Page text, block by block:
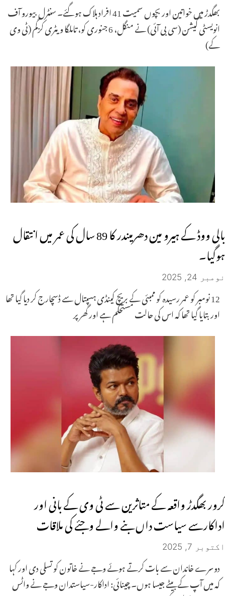
بھگدڑ میں خواتین اور بچوں سمیت 41 افراد ہلاک ہو گئے۔ سنٹرل بیورو آف
انویسٹی گیشن (سی بی آئی) نے منگل، 6 جنوری کو، تاملگا ویٹری کزگم (ٹی وی
کے)
بالی ووڈ کے ہیرو مین دھرمیندر کا 89 سال کی عمر میں انتقال
ہوگیا۔
نومبر 24, 2025
12 نومبر کو عمر رسیدہ کو ممبئی کے بریچ کینڈی ہسپتال سے ڈسچارج کر دیا گیا تھا
اور بتایا گیا تھا کہ اس کی حالت مستحکم ہے اور گھر پر
کرور بھگدڑ واقعہ کے متاثرین سے ٹی وی کے بانی اور
اداکارسے سیاست داں بنے والے وجئے کی ملاقات
اکتوبر 7, 2025
دوسرے خاندان سے بات کرتے ہوئے وجے نے خاتون کو تسلی دی اور کہا
کہ میں آپ کے بیٹے جیسا ہوں۔ چینائی: اداکار-سیاستدان وجے نے واٹس